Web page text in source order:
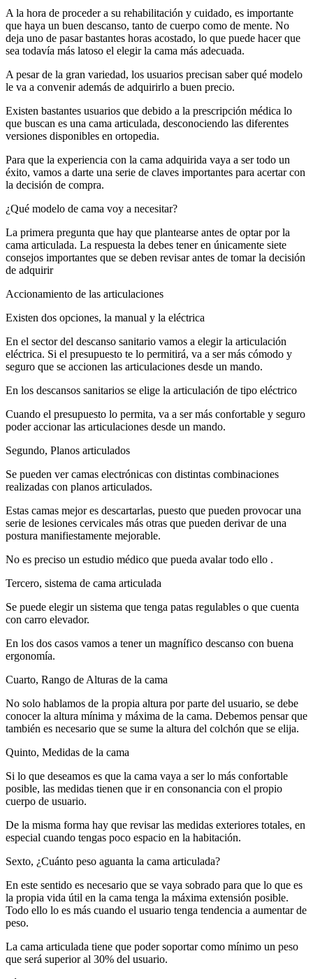
A la hora de proceder a su rehabilitación y cuidado, es importante
que haya un buen descanso, tanto de cuerpo como de mente. No
deja uno de pasar bastantes horas acostado, lo que puede hacer que
sea todavía más latoso el elegir la cama más adecuada.
A pesar de la gran variedad, los usuarios precisan saber qué modelo
le va a convenir además de adquirirlo a buen precio.
Existen bastantes usuarios que debido a la prescripción médica lo
que buscan es una cama articulada, desconociendo las diferentes
versiones disponibles en ortopedia.
Para que la experiencia con la cama adquirida vaya a ser todo un
éxito, vamos a darte una serie de claves importantes para acertar con
la decisión de compra.
¿Qué modelo de cama voy a necesitar?
La primera pregunta que hay que plantearse antes de optar por la
cama articulada. La respuesta la debes tener en únicamente siete
consejos importantes que se deben revisar antes de tomar la decisión
de adquirir
Accionamiento de las articulaciones
Existen dos opciones, la manual y la eléctrica
En el sector del descanso sanitario vamos a elegir la articulación
eléctrica. Si el presupuesto te lo permitirá, va a ser más cómodo y
seguro que se accionen las articulaciones desde un mando.
En los descansos sanitarios se elige la articulación de tipo eléctrico
Cuando el presupuesto lo permita, va a ser más confortable y seguro
poder accionar las articulaciones desde un mando.
Segundo, Planos articulados
Se pueden ver camas electrónicas con distintas combinaciones
realizadas con planos articulados.
Estas camas mejor es descartarlas, puesto que pueden provocar una
serie de lesiones cervicales más otras que pueden derivar de una
postura manifiestamente mejorable.
No es preciso un estudio médico que pueda avalar todo ello .
Tercero, sistema de cama articulada
Se puede elegir un sistema que tenga patas regulables o que cuenta
con carro elevador.
En los dos casos vamos a tener un magnífico descanso con buena
ergonomía.
Cuarto, Rango de Alturas de la cama
No solo hablamos de la propia altura por parte del usuario, se debe
conocer la altura mínima y máxima de la cama. Debemos pensar que
también es necesario que se sume la altura del colchón que se elija.
Quinto, Medidas de la cama
Si lo que deseamos es que la cama vaya a ser lo más confortable
posible, las medidas tienen que ir en consonancia con el propio
cuerpo de usuario.
De la misma forma hay que revisar las medidas exteriores totales, en
especial cuando tengas poco espacio en la habitación.
Sexto, ¿Cuánto peso aguanta la cama articulada?
En este sentido es necesario que se vaya sobrado para que lo que es
la propia vida útil en la cama tenga la máxima extensión posible.
Todo ello lo es más cuando el usuario tenga tendencia a aumentar de
peso.
La cama articulada tiene que poder soportar como mínimo un peso
que será superior al 30% del usuario.